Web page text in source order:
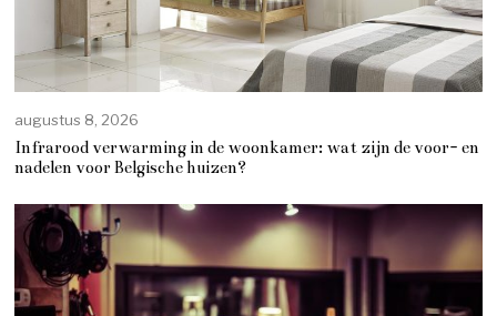
augustus 8, 2026
Infrarood verwarming in de woonkamer: wat zijn de voor- en
nadelen voor Belgische huizen?